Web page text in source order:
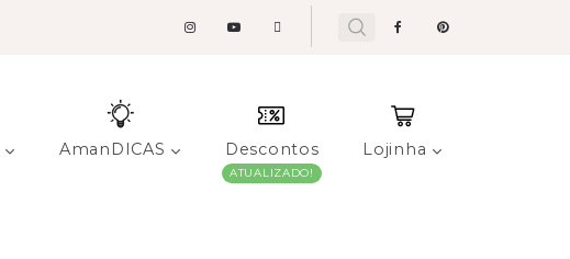
AmanDICAS Descontos Lojinha